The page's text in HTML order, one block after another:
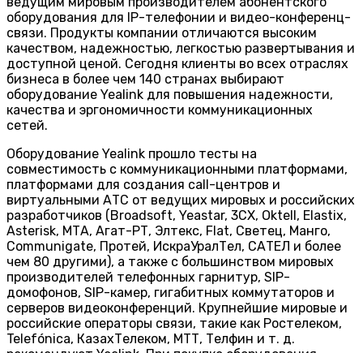
оборудования для IP-телефонии и видео-конференц-
связи. Продукты компании отличаются высоким
качеством, надежностью, легкостью развертывания и
доступной ценой. Сегодня клиенты во всех отраслях
бизнеса в более чем 140 странах выбирают
оборудование Yealink для повышения надежности,
качества и эргономичности коммуникационных
сетей.
Оборудование Yealink прошло тесты на
совместимость с коммуникационными платформами,
платформами для создания call-центров и
виртуальными АТС от ведущих мировых и российских
разработчиков (Broadsoft, Yeastar, 3CX, Oktell, Elastix,
Asterisk, МТА, Агат-РТ, Элтекс, Flat, Светец, Манго,
Communigate, Протей, ИскраУралТел, САТЕЛ и более
чем 80 другими), а также с большинством мировых
производителей телефонных гарнитур, SIP-
домофонов, SIP-камер, гигабитных коммутаторов и
серверов видеоконференций. Крупнейшие мировые и
российские операторы связи, такие как Ростелеком,
Telefónica, КазахТелеком, МТТ, Телфин и т. д.